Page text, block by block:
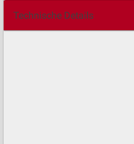
Technische Details